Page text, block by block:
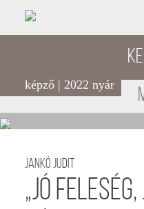
képző | 2022 nyár
Jankó Judit
„Jó